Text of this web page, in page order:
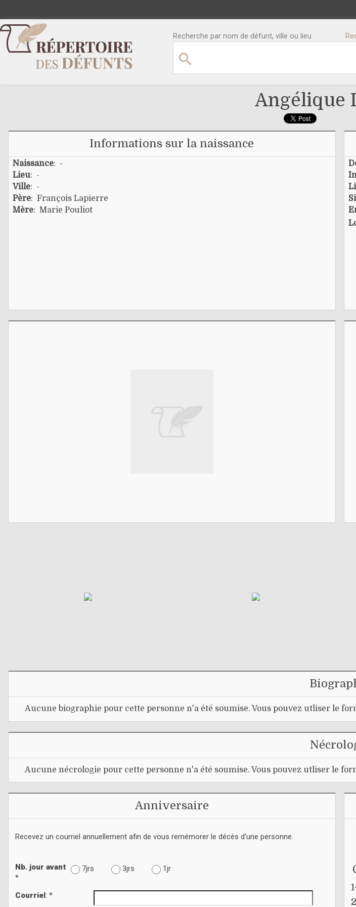
Recherche par nom de défunt, ville ou lieu
Angélique
Informations sur la naissance
Naissance: -
Lieu: -
Ville: -
Père: François Lapierre
Mère: Marie Pouliot
Aucune biographie pour cette personne n'a été soumise. Vous pouvez utliser le
Aucune nécrologie pour cette personne n'a été soumise. Vous pouvez utliser le
Anniversaire
Recevez un courriel annuellement afin de vous remémorer le décès d'une personne.
Nb. jour avant
*
7jrs 3jrs 1jr
Courriel: *